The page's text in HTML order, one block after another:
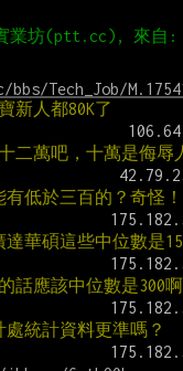
業坊(ptt.cc), 來自:
Tech_Job/
新人都80K了
二萬吧，十萬是侮辱
低於三百的？奇怪
華碩這些中位數是
話應該中位數是300
統計資料更準嗎？